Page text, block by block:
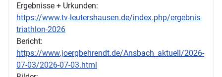
Ergebnisse + Urkunden:
https://www.tv-leutershausen.de/index.php/ergebnis-
triathlon-2026
Bericht:
https://www.joergbehrendt.de/Ansbach_aktuell/2026-
07-03/2026-07-03.html